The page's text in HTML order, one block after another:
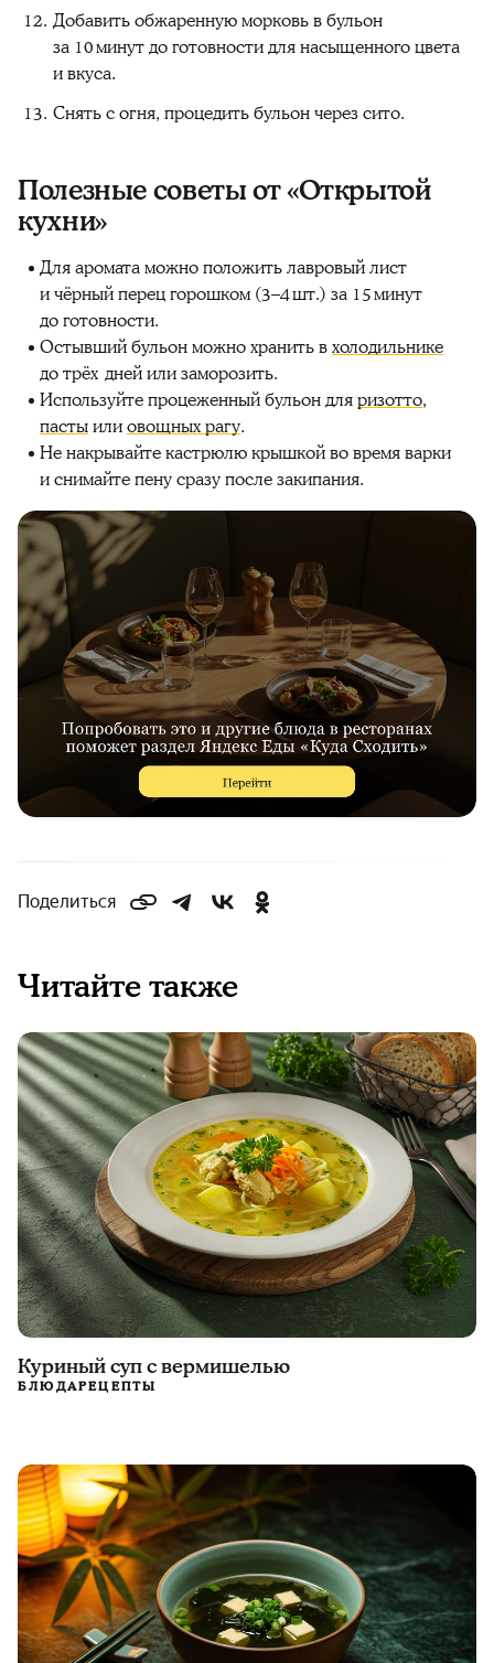
Добавить обжаренную морковь в бульон
за 10 минут до готовности для насыщенного цвета
и вкуса.
Снять с огня, процедить бульон через сито.
Полезные советы от «Открытой
кухни»
Для аромата можно положить лавровый лист
и чёрный перец горошком (3–4 шт.) за 15 минут
до готовности.
Остывший бульон можно хранить вхолодильнике
до трёх дней или заморозить.
Используйте процеженный бульон дляризотто,
пастыилиовощных рагу.
Не накрывайте кастрюлю крышкой во время варки
и снимайте пену сразу после закипания.
Поделиться
Читайте также
Куриный суп с вермишелью
БЛЮДАРЕЦЕПТЫ